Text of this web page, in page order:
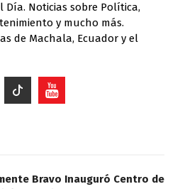
Día. Noticias sobre Política,
y mucho más.
de Machala, Ecuador y el
Bravo Inauguró Centro de